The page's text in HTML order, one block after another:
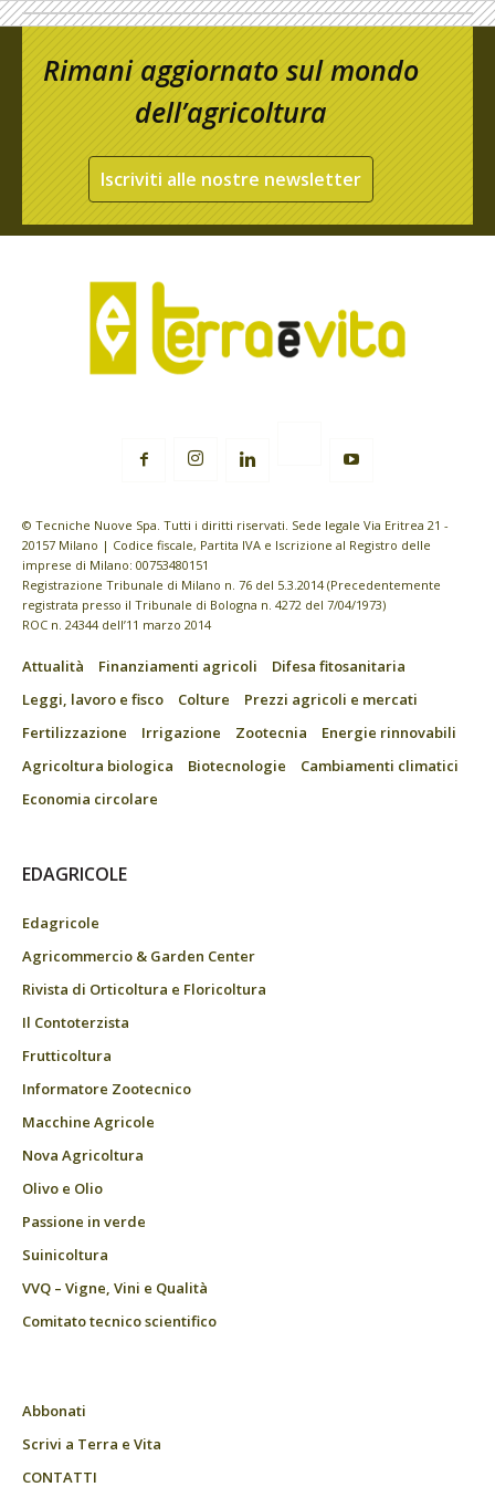
Rimani aggiornato sul mondo
dell’agricoltura
Iscriviti alle nostre newsletter
© Tecniche Nuove Spa. Tutti i diritti riservati. Sede legale Via Eritrea 21 -
20157 Milano | Codice fiscale, Partita IVA e Iscrizione al Registro delle
imprese di Milano: 00753480151
Registrazione Tribunale di Milano n. 76 del 5.3.2014 (Precedentemente
registrata presso il Tribunale di Bologna n. 4272 del 7/04/1973)
ROC n. 24344 dell’11 marzo 2014
Attualità Finanziamenti agricoli
Difesa fitosanitaria
Leggi, lavoro e fisco
Colture
Prezzi agricoli e mercati
Fertilizzazione
Irrigazione Zootecnia
Energie rinnovabili
Agricoltura biologica
Biotecnologie
Cambiamenti climatici
Economia circolare
EDAGRICOLE
Edagricole
Agricommercio & Garden Center
Rivista di Orticoltura e Floricoltura
Il Contoterzista
Frutticoltura
Informatore Zootecnico
Macchine Agricole
Nova Agricoltura
Olivo e Olio
Passione in verde
Suinicoltura
VVQ – Vigne, Vini e Qualità
Comitato tecnico scientifico
Abbonati
Scrivi a Terra e Vita
CONTATTI